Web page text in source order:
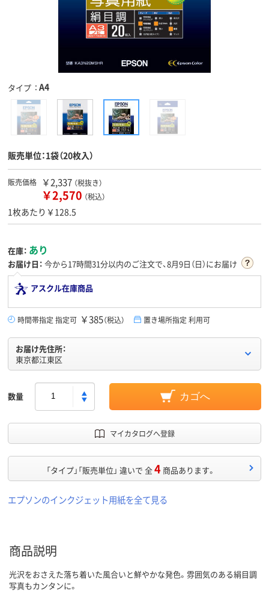
タイプ A4
販売単位：1袋（20枚入）
販売価格 ￥2,337 （税抜き）
￥2,570 （税込）
1枚あたり￥128.5
在庫： あり
お届け日： 今から17時間31分以内のご注文で、8月9日（日）にお届け
アスクル在庫商品
時間帯指定 指定可 ￥385（税込） 置き場所指定 利用可
お届け先住所：
東京都江東区
数量 カゴへ
マイカタログへ登録
「タイプ」「販売単位」 違いで 全4 商品あります。
エプソンのインクジェット用紙を全て見る
商品説明
光沢をおさえた落ち着いた風合いと鮮やかな発色。雰囲気のある絹目調
写真もカンタンに。